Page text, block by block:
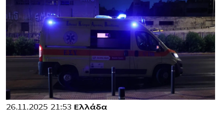
26.11.2025 21:53 Ελλάδα